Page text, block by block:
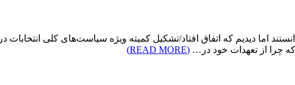
اما دیدیم که اتفاق افتاد/تشکیل کمیته ویژه سیاست‌های کلی
چرا از تعهدات خود در… (READ MORE)